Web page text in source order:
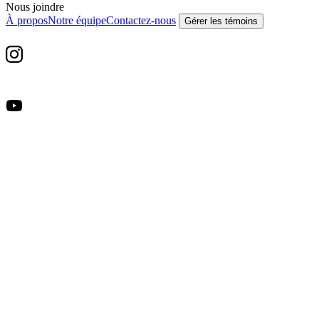
Nous joindre
À proposNotre équipeContactez-nous Gérer les témoins